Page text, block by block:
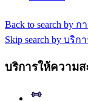
Back to search by
Skip search by บริ
บริการให้ความ